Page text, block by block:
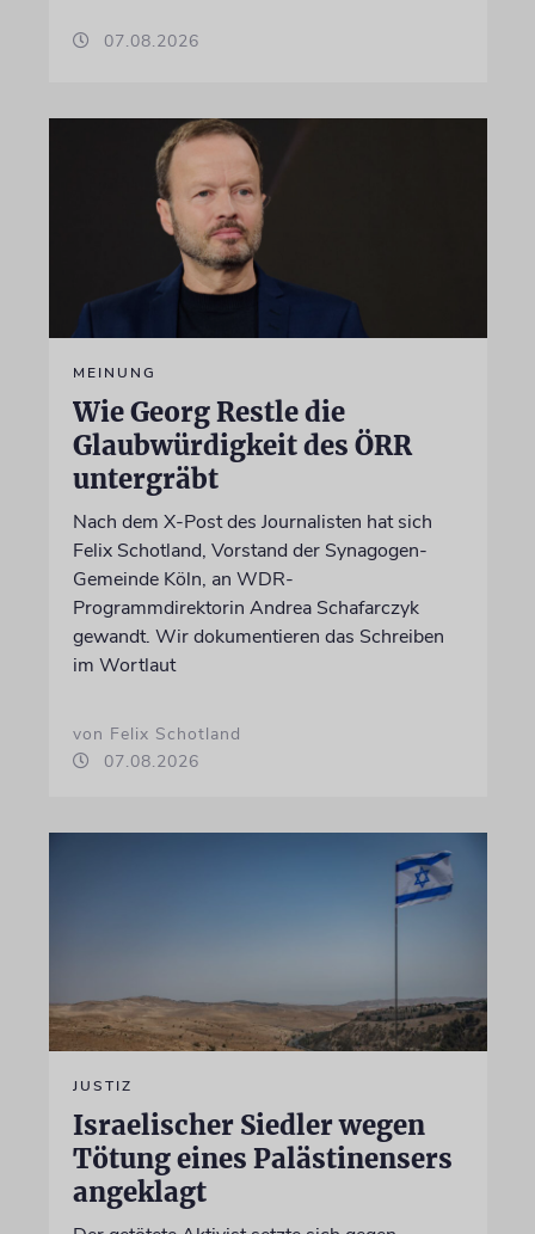
07.08.2026
MEINUNG
Wie Georg Restle die
Glaubwürdigkeit des ÖRR
untergräbt
Nach dem X-Post des Journalisten hat sich
Felix Schotland, Vorstand der Synagogen-
Gemeinde Köln, an WDR-
Programmdirektorin Andrea Schafarczyk
gewandt. Wir dokumentieren das Schreiben
im Wortlaut
von Felix Schotland
07.08.2026
JUSTIZ
Israelischer Siedler wegen
Tötung eines Palästinensers
angeklagt